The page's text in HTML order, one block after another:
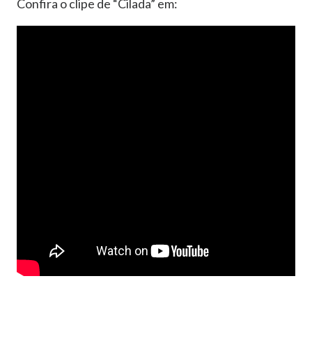
Confira o clipe de “Cilada” em: